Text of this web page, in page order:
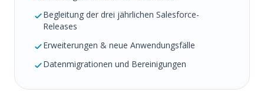
Begleitung der drei jährlichen Salesforce-
Releases
Erweiterungen & neue Anwendungsfälle
Datenmigrationen und Bereinigungen